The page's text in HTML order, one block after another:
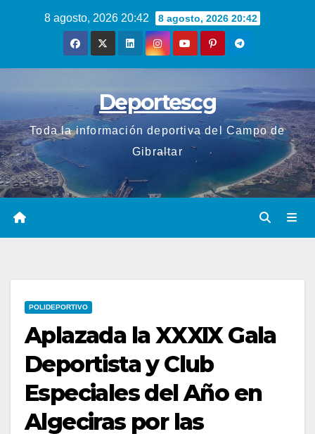
8 agosto, 2026 20:42 8 agosto, 2026 20:42
Deportescg
Toda la información deportiva del Campo de
Gibraltar
POLIDEPORTIVO
Aplazada la XXXIX Gala
Deportista y Club
Especiales del Año en
Algeciras por las